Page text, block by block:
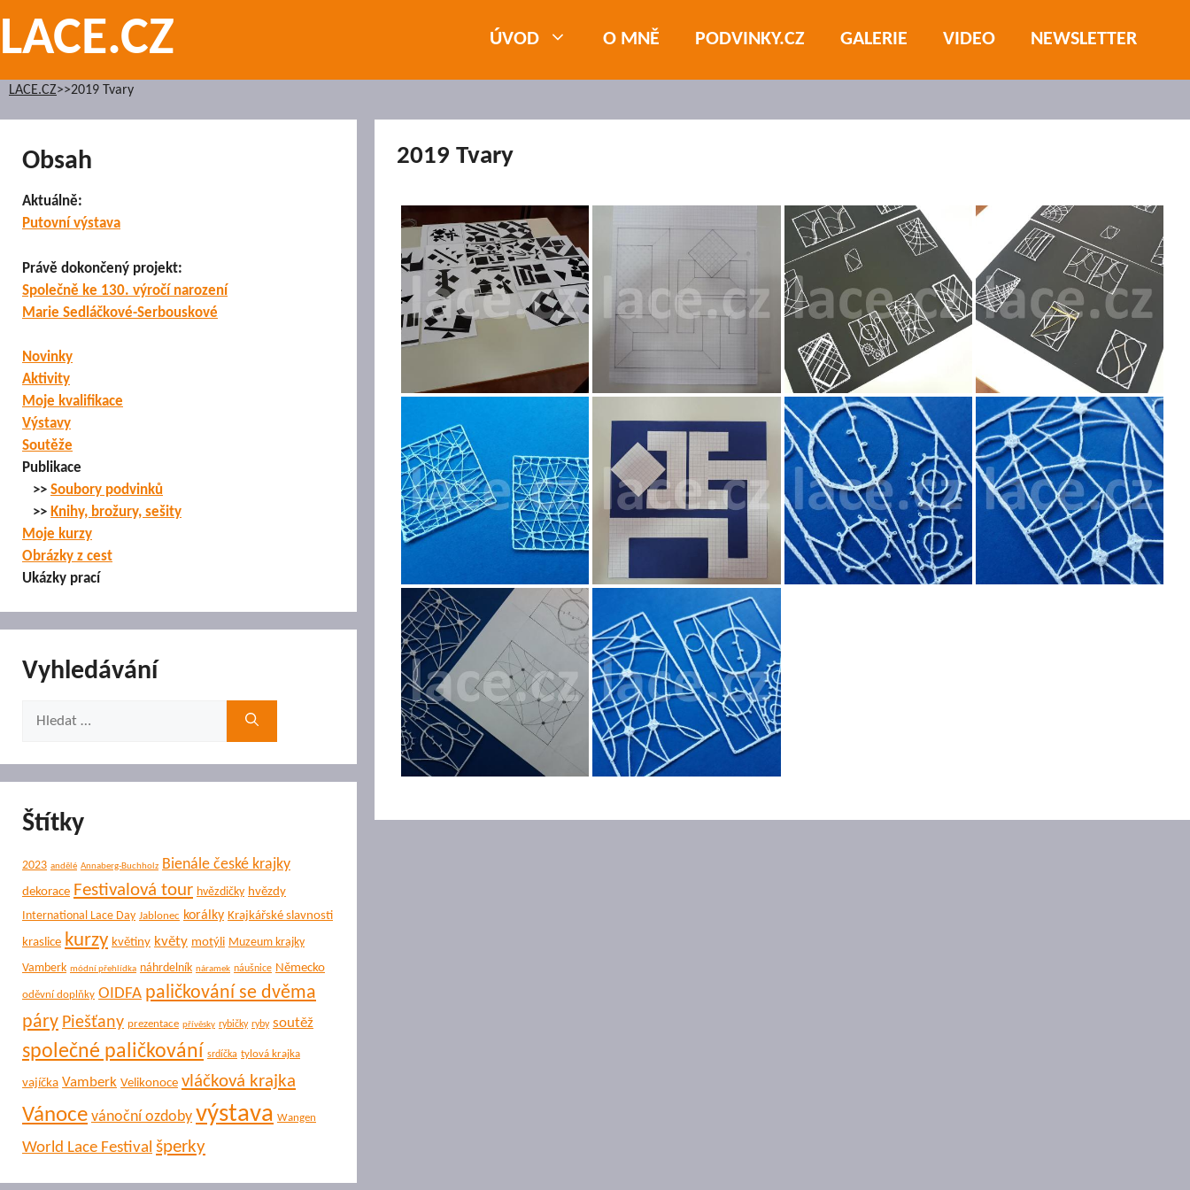
obsah
LACE.CZ ÚVOD O MNĚ PODVINKY.CZ GALERIE VIDEO NEWSLETTER
LACE.CZ>>2019 Tvary
2019 Tvary
Obsah
Aktuálně:
Putovní výstava
Právě dokončený projekt:
Společně ke 130. výročí narození
Marie Sedláčkové-Serbouskové
Novinky
Aktivity
Moje kvalifikace
Výstavy
Soutěže
Publikace
>> Soubory podvinků
>> Knihy, brožury, sešity
Moje kurzy
Obrázky z cest
Ukázky prací
Vyhledávání
Štítky
2023 andělé Annaberg-Buchholz Bienále české krajky
dekorace Festivalová tour hvězdičky hvězdy
International Lace Day Jablonec korálky Krajkářské slavnosti
kraslice kurzy květiny květy motýli Muzeum krajky
Vamberk módní přehlídka náhrdelník náramek náušnice Německo
oděvní doplňky OIDFA paličkování se dvěma
páry Piešťany prezentace přívěsky rybičky ryby soutěž
společné paličkování srdíčka tylová krajka
vajíčka Vamberk Velikonoce vláčková krajka
Vánoce vánoční ozdoby výstava Wangen
World Lace Festival šperky